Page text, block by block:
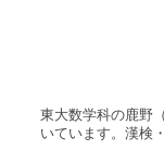
東大数学科の鹿野
いています。漢検